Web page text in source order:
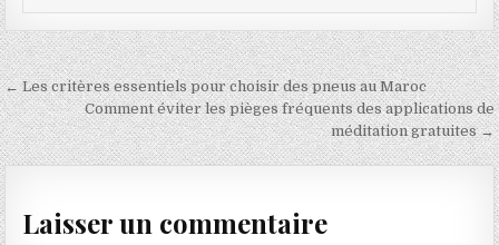
Navigation de l’article
← Les critères essentiels pour choisir des pneus au Maroc
Comment éviter les pièges fréquents des applications de
méditation gratuites →
Laisser un commentaire